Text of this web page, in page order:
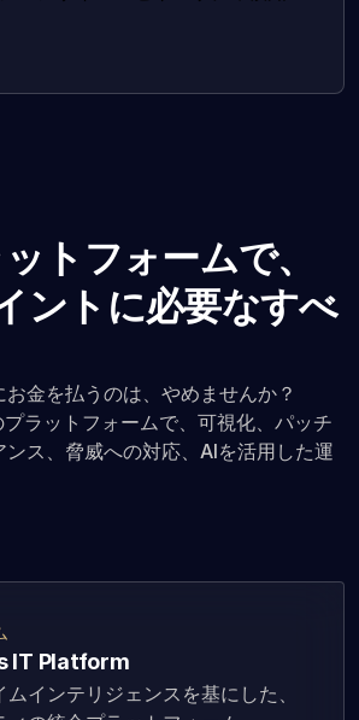
トフォームで、
ントに必要なすべ
金を払うのは、やめませんか？
ラットフォームで、可視化、パッチ
ス、脅威への対応、AIを活用した運
IT Platform
インテリジェンスを基にした、